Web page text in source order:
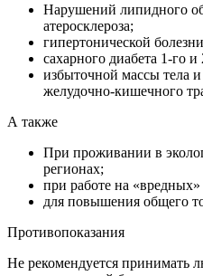
Нарушений липидного
атеросклероза;
гипертонической
сахарного диабета 1-го и
избыточной массы тела
желудочно-кишечного
А также
При проживании в
регионах;
при работе на «вредных»
для повышения общего
Противопоказания
Не рекомендуется принимать